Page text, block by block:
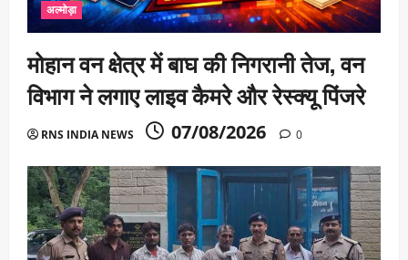
अल्मोड़ा
मोहान वन क्षेत्र में बाघ की निगरानी तेज, वन
विभाग ने लगाए लाइव कैमरे और रेस्क्यू पिंजरे
RNS INDIA NEWS 07/08/2026 0